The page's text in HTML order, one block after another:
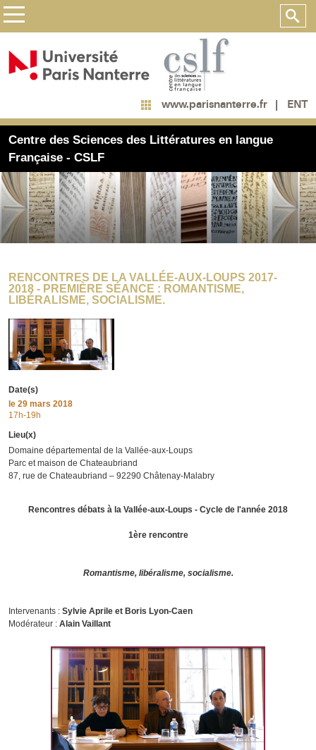
www.parisnanterre.fr ENT
Centre des Sciences des Littératures en langue
Française - CSLF
RENCONTRES DE LA VALLÉE-AUX-LOUPS 2017-
2018 - PREMIÈRE SÉANCE : ROMANTISME,
LIBÉRALISME, SOCIALISME.
Date(s)
le 29 mars 2018
17h-19h
Lieu(x)
Domaine départemental de la Vallée‐aux‐Loups
Parc et maison de Chateaubriand
87, rue de Chateaubriand – 92290 Châtenay‐Malabry
Rencontres débats à la Vallée-aux-Loups - Cycle de l'année 2018
1ère rencontre
Romantisme, libéralisme, socialisme.
Intervenants : Sylvie Aprile et Boris Lyon-Caen
Modérateur : Alain Vaillant